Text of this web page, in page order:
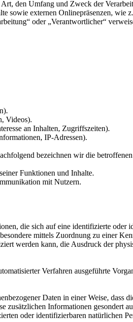
den Umfang und Zweck der
sowie externen Onlinepräsenzen,
oder „Verantwortlicher“
Videos).
an Inhalten, Zugriffszeiten).
IP-Adressen).
bezeichnen wir die
Funktionen und Inhalte.
mit Nutzern.
die sich auf eine identifizierte
mittels Zuordnung zu einer
werden kann, die Ausdruck der
Verfahren ausgeführte
Daten in einer Weise,
zusätzlichen Informationen gesondert
oder identifizierbaren natürlichen